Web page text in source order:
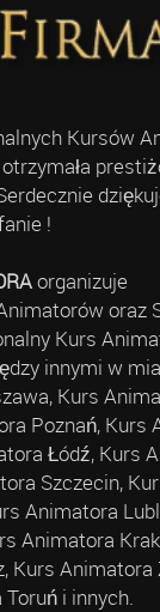
Kursów
otrzymała
!
organizuje
oraz
Kurs
innymi w
Kurs
Poznań, Kurs
Łódź, Kurs
Szczecin,
Animatora
Animatora
Kurs Animatora
i innych.